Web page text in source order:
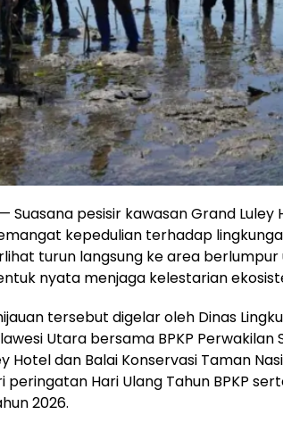
— Suasana pesisir kawasan Grand
kepedulian terhadap
turun langsung ke area
nyata menjaga kelestarian
tersebut digelar oleh Dinas
Utara bersama BPKP
Hotel dan Balai Konservasi Taman
peringatan Hari Ulang Tahun BPKP
2026.